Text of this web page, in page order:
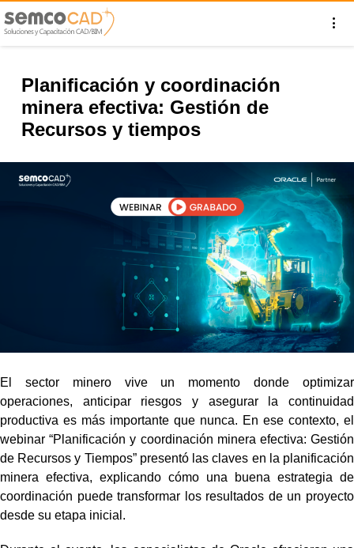
Planificación y coordinación
minera efectiva: Gestión de
Recursos y tiempos
El sector minero vive un momento donde optimizar
operaciones, anticipar riesgos y asegurar la continuidad
productiva es más importante que nunca. En ese contexto, el
webinar “Planificación y coordinación minera efectiva: Gestión
de Recursos y Tiempos” presentó las claves en la planificación
minera efectiva, explicando cómo una buena estrategia de
coordinación puede transformar los resultados de un proyecto
desde su etapa inicial.